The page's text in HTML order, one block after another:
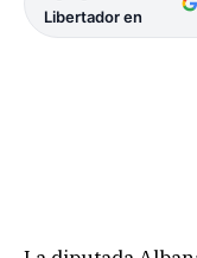
Libertador en